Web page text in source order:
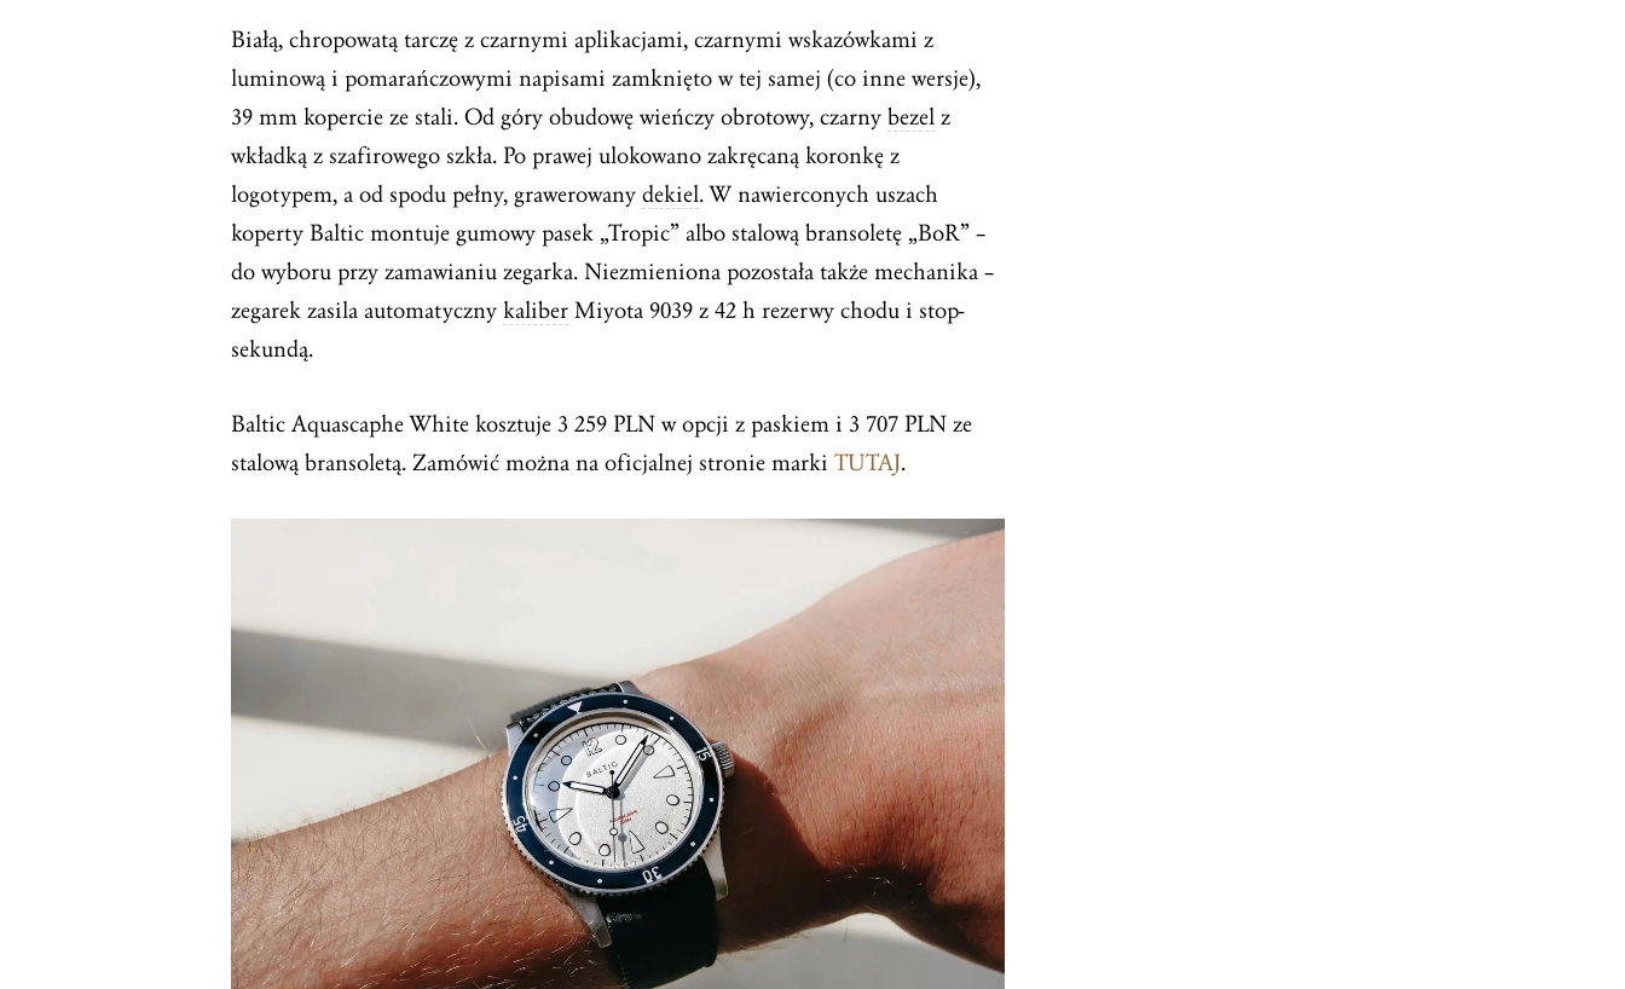
Białą, chropowatą tarczę z czarnymi aplikacjami, czarnymi wskazówkami z
luminową i pomarańczowymi napisami zamknięto w tej samej (co inne wersje),
39 mm kopercie ze stali. Od góry obudowę wieńczy obrotowy, czarny bezel z
wkładką z szafirowego szkła. Po prawej ulokowano zakręcaną koronkę z
logotypem, a od spodu pełny, grawerowany dekiel. W nawierconych uszach
koperty Baltic montuje gumowy pasek „Tropic” albo stalową bransoletę „BoR” –
do wyboru przy zamawianiu zegarka. Niezmieniona pozostała także mechanika –
zegarek zasila automatyczny kaliber Miyota 9039 z 42 h rezerwy chodu i stop-
sekundą.
Baltic Aquascaphe White kosztuje 3 259 PLN w opcji z paskiem i 3 707 PLN ze
stalową bransoletą. Zamówić można na oficjalnej stronie marki TUTAJ.